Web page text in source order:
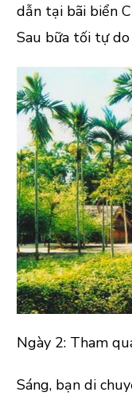
dẫn tại bãi biển
Sau bữa tối tự do
Ngày 2: Tham
Sáng, bạn di